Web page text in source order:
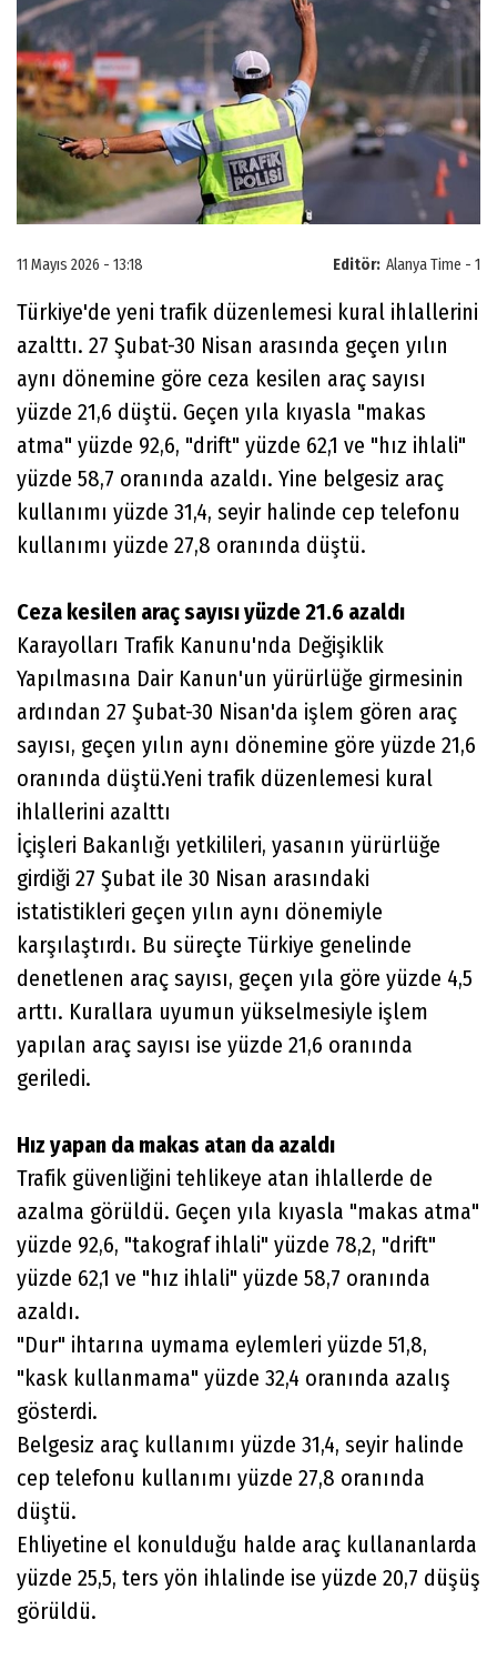
Editör: Alanya Time - 1
11 Mayıs 2026 - 13:18
Türkiye'de yeni trafik düzenlemesi kural ihlallerini
azalttı. 27 Şubat-30 Nisan arasında geçen yılın
aynı dönemine göre ceza kesilen araç sayısı
yüzde 21,6 düştü. Geçen yıla kıyasla "makas
atma" yüzde 92,6, "drift" yüzde 62,1 ve "hız ihlali"
yüzde 58,7 oranında azaldı. Yine belgesiz araç
kullanımı yüzde 31,4, seyir halinde cep telefonu
kullanımı yüzde 27,8 oranında düştü.
Ceza kesilen araç sayısı yüzde 21.6 azaldı
Karayolları Trafik Kanunu'nda Değişiklik
Yapılmasına Dair Kanun'un yürürlüğe girmesinin
ardından 27 Şubat-30 Nisan'da işlem gören araç
sayısı, geçen yılın aynı dönemine göre yüzde 21,6
oranında düştü.Yeni trafik düzenlemesi kural
ihlallerini azalttı
İçişleri Bakanlığı yetkilileri, yasanın yürürlüğe
girdiği 27 Şubat ile 30 Nisan arasındaki
istatistikleri geçen yılın aynı dönemiyle
karşılaştırdı. Bu süreçte Türkiye genelinde
denetlenen araç sayısı, geçen yıla göre yüzde 4,5
arttı. Kurallara uyumun yükselmesiyle işlem
yapılan araç sayısı ise yüzde 21,6 oranında
geriledi.
Hız yapan da makas atan da azaldı
Trafik güvenliğini tehlikeye atan ihlallerde de
azalma görüldü. Geçen yıla kıyasla "makas atma"
yüzde 92,6, "takograf ihlali" yüzde 78,2, "drift"
yüzde 62,1 ve "hız ihlali" yüzde 58,7 oranında
azaldı.
"Dur" ihtarına uymama eylemleri yüzde 51,8,
"kask kullanmama" yüzde 32,4 oranında azalış
gösterdi.
Belgesiz araç kullanımı yüzde 31,4, seyir halinde
cep telefonu kullanımı yüzde 27,8 oranında
düştü.
Ehliyetine el konulduğu halde araç kullananlarda
yüzde 25,5, ters yön ihlalinde ise yüzde 20,7 düşüş
görüldü.